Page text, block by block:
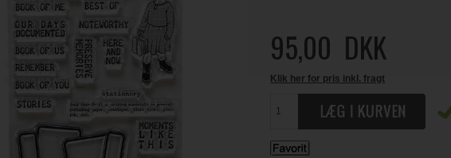
95,00 DKK
Klik her for pris inkl. fragt